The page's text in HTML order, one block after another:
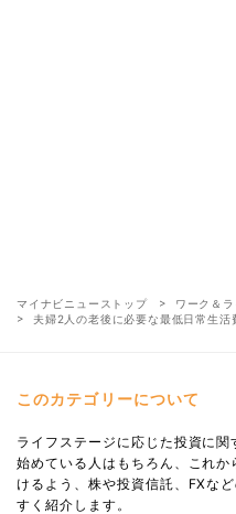
マイナビニューストップ ワーク＆
夫婦2人の老後に必要な最低日常生活
このカテゴリーについて
ライフステージに応じた投資に
始めている人はもちろん、これ
けるよう、株や投資信託、FXな
すく紹介します。